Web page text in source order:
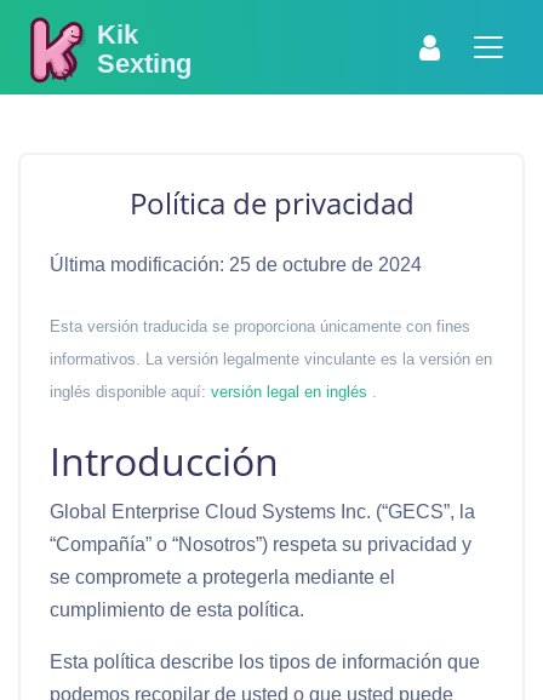
Kik
Sexting
Política de privacidad
Última modificación: 25 de octubre de 2024
Esta versión traducida se proporciona únicamente con fines
informativos. La versión legalmente vinculante es la versión en
inglés disponible aquí: versión legal en inglés
Introducción
Global Enterprise Cloud Systems Inc. (“GECS”, la
“Compañía” o “Nosotros”) respeta su privacidad y
se compromete a protegerla mediante el
cumplimiento de esta política.
Esta política describe los tipos de información que
podemos recopilar de usted o que usted puede